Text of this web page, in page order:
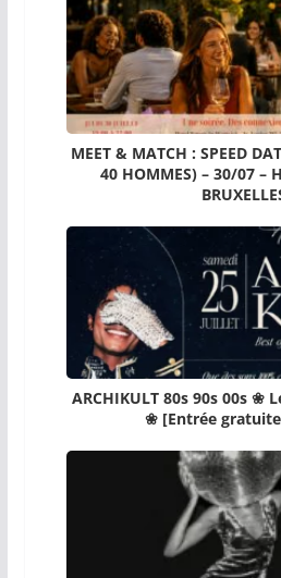
MEET & MATCH : SPEED
40 HOMMES) – 30/07 –
ARCHIKULT 80s 90s 00s ❀
❀ [Entrée gratuite